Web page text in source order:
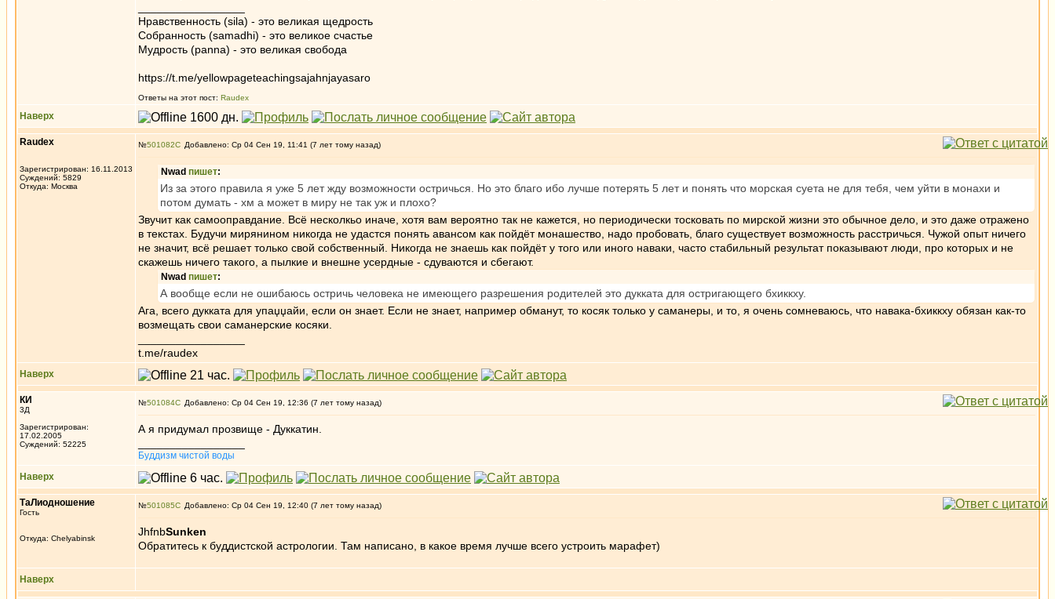
Нравственность (sila) - это великая щедрость
Собранность (samadhi) - это великое счастье
Мудрость (panna) - это великая свобода
https://t.me/yellowpageteachingsajahnjayasaro
Ответы на этот пост: Raudex
Наверх
Raudex
Зарегистрирован: 16.11.2013
Суждений: 5829
Откуда: Москва
№501082 Добавлено: Ср 04 Сен 19, 11:41 (7 лет тому назад)
Nwad пишет:
Из за этого правила я уже 5 лет жду возможности остричься. Но это благо ибо лучше потерять 5 лет и понять что морская суета не для тебя, чем уйти в монахи и
потом думать - хм а может в миру не так уж и плохо?
Звучит как самооправдание. Всё несколкьо иначе, хотя вам вероятно так не кажется, но периодически тосковать по мирской жизни это обычное дело, и это даже отражено
в текстах. Будучи мирянином никогда не удастся понять авансом как пойдёт монашество, надо пробовать, благо существует возможность расстричься. Чужой опыт ничего
не значит, всё решает только свой собственный. Никогда не знаешь как пойдёт у того или иного наваки, часто стабильный результат показывают люди, про которых и не
скажешь ничего такого, а пылкие и внешне усердные - сдуваются и сбегают.
Nwad пишет:
А вообще если не ошибаюсь остричь человека не имеющего разрешения родителей это дукката для остригающего бхиккху.
Ага, всего дукката для упаџџайи, если он знает. Если не знает, например обманут, то косяк только у саманеры, и то, я очень сомневаюсь, что навака-бхиккху обязан как-то
возмещать свои саманерские косяки.
t.me/raudex
Наверх
КИ
3Д
Зарегистрирован:
17.02.2005
Суждений: 52225
№501084 Добавлено: Ср 04 Сен 19, 12:36 (7 лет тому назад)
А я придумал прозвище - Дуккатин.
Буддизм чистой воды
Наверх
ТаЛиодношение
Гость
Откуда: Chelyabinsk
№501085 Добавлено: Ср 04 Сен 19, 12:40 (7 лет тому назад)
JhfnbSunken
Обратитесь к буддистской астрологии. Там написано, в какое время лучше всего устроить марафет)
Наверх